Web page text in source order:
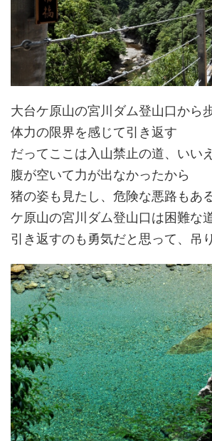
大台ケ原山の宮川ダム登山口から
体力の限界を感じて引き返す
だってここは入山禁止の道、いい
腹が空いて力が出なかったから
猪の姿も見たし、危険な悪路もあ
ケ原山の宮川ダム登山口は困難な
引き返すのも勇気だと思って、吊